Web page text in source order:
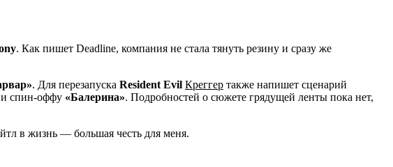
. Как пишет Deadline, компания не стала тянуть резину и сразу же
. Для перезапуска Resident Evil Креггер также напишет сценарий
и спин-оффу «Балерина». Подробностей о сюжете грядущей ленты пока нет,
в жизнь — большая честь для меня.